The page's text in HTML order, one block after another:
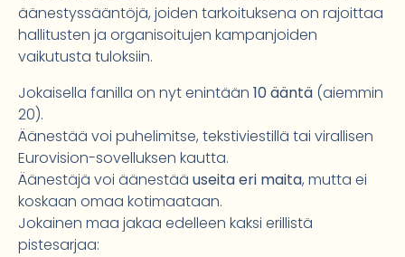
äänestyssääntöjä, joiden tarkoituksena on rajoittaa
hallitusten ja organisoitujen kampanjoiden
vaikutusta tuloksiin.
Jokaisella fanilla on nyt enintään 10 ääntä (aiemmin
20).
Äänestää voi puhelimitse, tekstiviestillä tai virallisen
Eurovision-sovelluksen kautta.
Äänestäjä voi äänestää useita eri maita, mutta ei
koskaan omaa kotimaataan.
Jokainen maa jakaa edelleen kaksi erillistä
pistesarjaa: